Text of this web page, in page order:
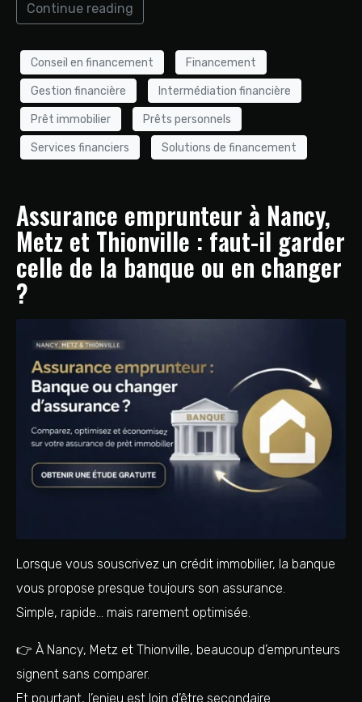
Continue reading
Conseil en financement Financement
Gestion financière Intermédiation financière
Prêt immobilier Prêts personnels
Services financiers Solutions de financement
Assurance emprunteur à Nancy,
Metz et Thionville : faut-il garder
celle de la banque ou en changer
?
Lorsque vous souscrivez un crédit immobilier, la banque
vous propose presque toujours son assurance.
Simple, rapide… mais rarement optimisée.
👉 À Nancy, Metz et Thionville, beaucoup d’emprunteurs
signent sans comparer.
Et pourtant, l’enjeu est loin d’être secondaire.